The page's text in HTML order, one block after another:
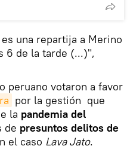
una repartija a Merino
6 de la tarde (...)",
peruano votaron a favor
por la gestión que
la pandemia del
de presuntos delitos de
el caso Lava Jato.